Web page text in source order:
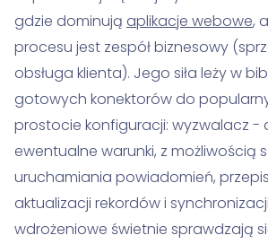
gdzie dominują aplikacje webowe,
procesu jest zespół biznesowy
obsługa klienta). Jego siła leży w
gotowych konektorów do
prostocie konfiguracji: wyzwalacz -
ewentualne warunki, z możliwością
uruchamiania powiadomień,
aktualizacji rekordów i
wdrożeniowe świetnie sprawdzają